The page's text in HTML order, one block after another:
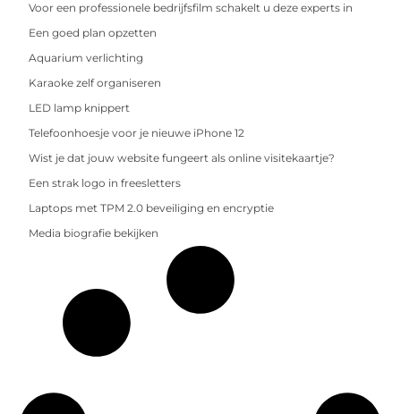
Voor een professionele bedrijfsfilm schakelt u deze experts in
Een goed plan opzetten
Aquarium verlichting
Karaoke zelf organiseren
LED lamp knippert
Telefoonhoesje voor je nieuwe iPhone 12
Wist je dat jouw website fungeert als online visitekaartje?
Een strak logo in freesletters
Laptops met TPM 2.0 beveiliging en encryptie
Media biografie bekijken